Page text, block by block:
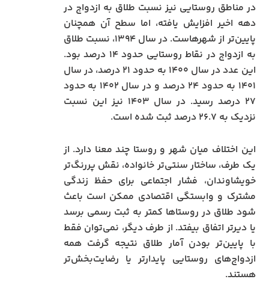
در مناطق روستایی نیز نسبت طلاق به ازدواج در
دهه اخیر افزایش یافته، اما سطح آن همچنان
پایین‌تر از شهرهاست. در سال ۱۳۹۴، نسبت طلاق
به ازدواج در نقاط روستایی حدود ۱۴ درصد بود.
این عدد در سال ۱۴۰۰ به حدود ۲۱ درصد، در سال
۱۴۰۱ به حدود ۲۴ درصد و در سال ۱۴۰۲ به حدود
۲۷ درصد رسید. در سال ۱۴۰۳ نیز این نسبت
نزدیک به ۲۶.۷ درصد ثبت شده است.
این اختلاف میان شهر و روستا چند معنا دارد. از
یک طرف، ساختار سنتی‌تر خانواده، نقش پررنگ‌تر
خویشاوندان، فشار اجتماعی برای حفظ زندگی
مشترک و وابستگی اقتصادی ممکن است باعث
شود طلاق در روستاها کمتر به ثبت رسمی برسد
یا دیرتر اتفاق بیفتد. از طرف دیگر، نمی‌توان فقط
با پایین‌تر بودن آمار طلاق نتیجه گرفت همه
ازدواج‌های روستایی پایدارتر یا رضایت‌بخش‌تر
هستند.